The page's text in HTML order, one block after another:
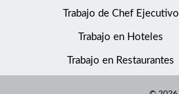
Trabajo de Chef Ejecutivo
Trabajo en Hoteles
Trabajo en Restaurantes